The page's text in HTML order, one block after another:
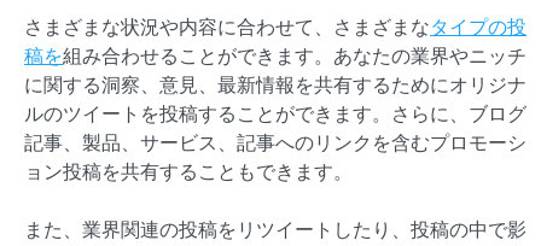
さまざまな状況や内容に合わせて、さまざまなタイプの投
稿を組み合わせることができます。あなたの業界やニッチ
に関する洞察、意見、最新情報を共有するためにオリジナ
ルのツイートを投稿することができます。さらに、ブログ
記事、製品、サービス、記事へのリンクを含むプロモーシ
ョン投稿を共有することもできます。
また、業界関連の投稿をリツイートしたり、投稿の中で影